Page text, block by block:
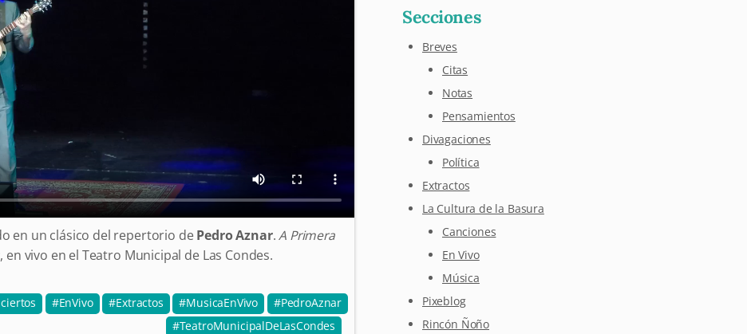
en un clásico del repertorio dePedro Aznar.A Primera
, en vivo en el Teatro Municipal de Las Condes.
EnVivo Extractos MusicaEnVivo
PedroAznar
TeatroMunicipalDeLasCondes
Secciones
Breves
Citas
Notas
Pensamientos
Divagaciones
Política
Extractos
La Cultura de la Basura
Canciones
En Vivo
Música
Pixeblog
Rincón Ñoño